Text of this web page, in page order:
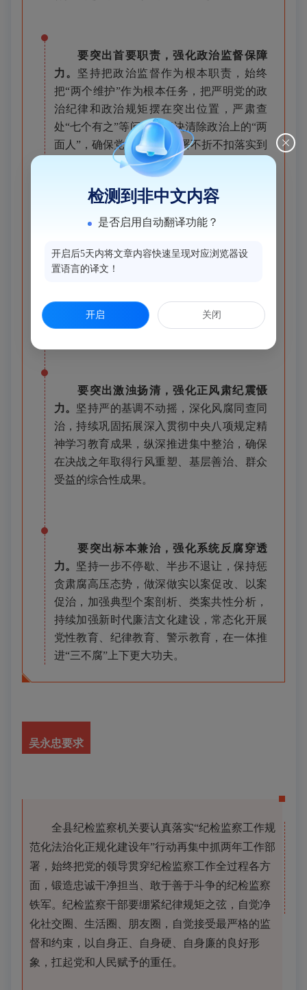
要突出首要职责，强化政治监督保障
力。 坚持把政治监督作为根本职责，始终
把“两个维护”作为根本任务，把严明党的政
治纪律和政治规矩摆在突出位置，严肃查
处“七个有之”等问题，坚决清除政治上的“两
面人”，确保党中央决策部署不折不扣落实到
要突出规范用权，强化制度刚性约束
力运行的全周期、可追溯管理机制，把权力
关进制度笼子，坚持制度面前人人平等、执
况、落实情况的监督检查，对随意变通、恶
意规避、违反制度的行为严肃追责问责。
要突出激浊扬清，强化正风肃纪震慑
力。 坚持严的基调不动摇，深化风腐同查同
治，持续巩固拓展深入贯彻中央八项规定精
神学习教育成果，纵深推进集中整治，确保
在决战之年取得行风重塑、基层善治、群众
受益的综合性成果。
要突出标本兼治，强化系统反腐穿透
力。 坚持一步不停歇、半步不退让，保持惩
贪肃腐高压态势，做深做实以案促改、以案
促治，加强典型个案剖析、类案共性分析，
持续加强新时代廉洁文化建设，常态化开展
党性教育、纪律教育、警示教育，在一体推
进“三不腐”上下更大功夫。
吴永忠要求
全县纪检监察机关要认真落实“纪检监察工作规
范化法治化正规化建设年”行动再集中抓两年工作部
署，始终把党的领导贯穿纪检监察工作全过程各方
面，锻造忠诚干净担当、敢于善于斗争的纪检监察
铁军。纪检监察干部要绷紧纪律规矩之弦，自觉净
化社交圈、生活圈、朋友圈，自觉接受最严格的监
督和约束，以自身正、自身硬、自身廉的良好形
象，扛起党和人民赋予的重任。
检测到非中文内容
是否启用自动翻译功能？
开启后5天内将文章内容快速呈现对应浏览器设
置语言的译文！
开启 关闭